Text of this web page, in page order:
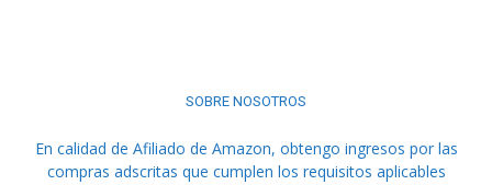
SOBRE NOSOTROS
En calidad de Afiliado de Amazon, obtengo ingresos por las
compras adscritas que cumplen los requisitos aplicables